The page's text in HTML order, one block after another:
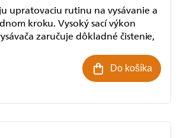
Do košíka
upratovaciu rutinu na vysávanie a
kroku. Vysoký sací výkon
zaručuje dôkladné čistenie,